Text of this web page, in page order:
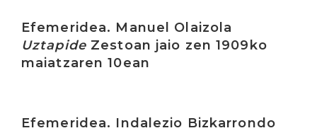
Efemeridea. Manuel Olaizola
Uztapide Zestoan jaio zen 1909ko
maiatzaren 10ean
Efemeridea. Indalezio Bizkarrondo